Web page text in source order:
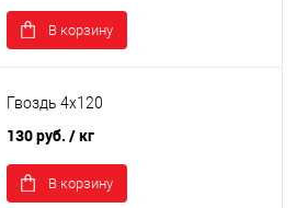
В корзину
Гвоздь 4х120
130 руб. / кг
В корзину